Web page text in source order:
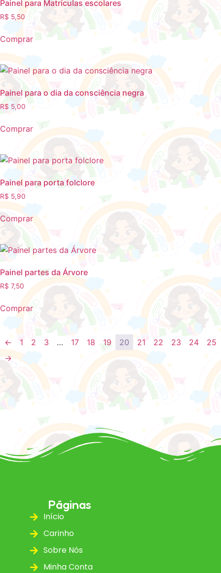
Painel para Matrículas escolares
R$ 5,50
Comprar
Painel para o dia da consciência negra
R$ 5,00
Comprar
Painel para porta folclore
R$ 5,90
Comprar
Painel partes da Árvore
R$ 7,50
Comprar
← 1 2 3 … 17 18 19 20 21 22 23 24
25
→
Páginas
Início
Carinho
Sobre Nós
Minha Conta